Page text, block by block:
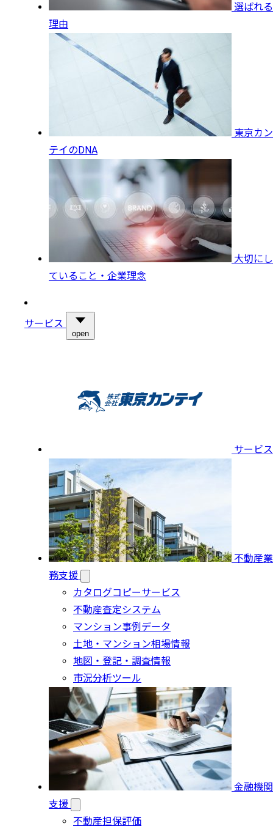
選ばれる
理由
東京カン
テイのDNA
大切にし
ていること・企業理念
サービス
open
サービス
不動産業
務支援
カタログコピーサービス
不動産査定システム
マンション事例データ
土地・マンション相場情報
地図・登記・調査情報
市況分析ツール
金融機関
支援
不動産担保評価